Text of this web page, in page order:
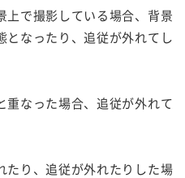
上で撮影している場合、背景
となったり、追従が外れてし
重なった場合、追従が外れて
たり、追従が外れたりした場